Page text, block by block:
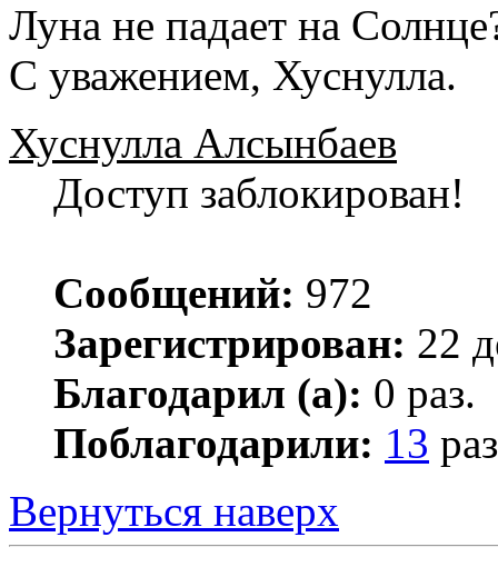
Луна не падает на
С уважением, Хуснулла.
Хуснулла Алсынбаев
Доступ заблокирован!
Сообщений: 972
Зарегистрирован: 22
Благодарил (а): 0 раз.
Поблагодарили: 13
Вернуться наверх